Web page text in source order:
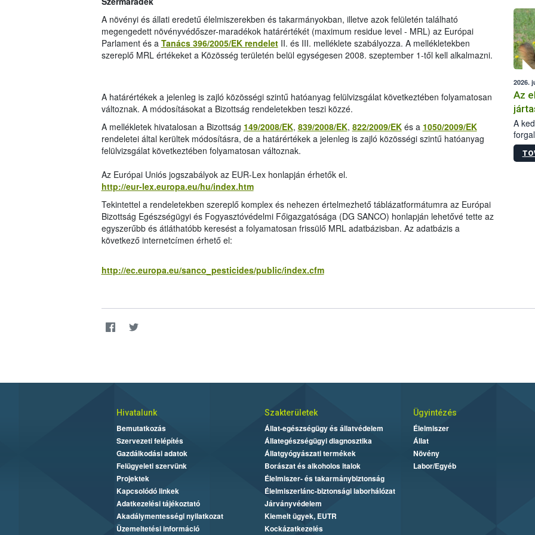
A növényi és állati eredetű élelmiszerekben és takarmányokban, illetve azok felületén található
megengedett növényvédőszer-maradékok határértékét (maximum residue level - MRL) az Európai
Parlament és a Tanács 396/2005/EK rendeletII. és III. melléklete szabályozza. A mellékletekben
szereplő MRL értékeket a Közösség területén belül egységesen 2008. szeptember 1-től kell alkalmazni.
A határértékek a jelenleg is zajló közösségi szintű hatóanyag felülvizsgálat következtében folyamatosan
változnak. A módosításokat a Bizottság rendeletekben teszi közzé.
A mellékletek hivatalosan a Bizottság 149/2008/EK, 839/2008/EK, 822/2009/EKés a 1050/2009/EK
rendeletei által kerültek módosításra, de a határértékek a jelenleg is zajló közösségi szintű hatóanyag
felülvizsgálat következtében folyamatosan változnak.
Az Európai Uniós jogszabályok az EUR-Lex honlapján érhetők el.
http://eur-lex.europa.eu/hu/index.htm
Tekintettel a rendeletekben szereplő komplex és nehezen értelmezhető táblázatformátumra az Európai
Bizottság Egészségügyi és Fogyasztóvédelmi Főigazgatósága (DG SANCO) honlapján lehetővé tette az
egyszerűbb és átláthatóbb keresést a folyamatosan frissülő MRL adatbázisban. Az adatbázis a
következő internetcímen érhető el:
http://ec.europa.eu/sanco_pesticides/public/index.cfm
2026.
Az
A
Hivatalunk
Bemutatkozás
Szervezeti felépítés
Gazdálkodási adatok
Felügyeleti szervünk
Projektek
Kapcsolódó linkek
Adatkezelési tájékoztató
Akadálymentességi nyilatkozat
Üzemeltetési információ
Szakterületek
Állat-egészségügy és állatvédelem
Állategészségügyi diagnosztika
Állatgyógyászati termékek
Borászat és alkoholos italok
Élelmiszer- és takarmánybiztonság
Élelmiszerlánc-biztonsági laborhálózat
Járványvédelem
Kiemelt ügyek, EUTR
Kockázatkezelés
Ügyintézés
Élelmiszer
Állat
Növény
Labor/Egyéb